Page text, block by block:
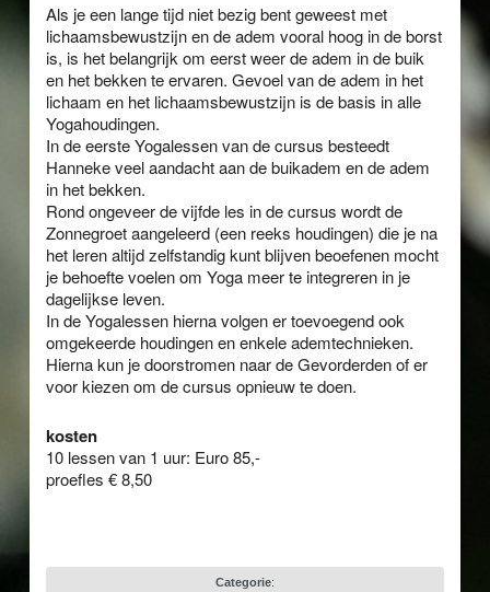
Als je een lange tijd niet bezig bent geweest met
lichaamsbewustzijn en de adem vooral hoog in de borst
is, is het belangrijk om eerst weer de adem in de buik
en het bekken te ervaren. Gevoel van de adem in het
lichaam en het lichaamsbewustzijn is de basis in alle
Yogahoudingen.
In de eerste Yogalessen van de cursus besteedt
Hanneke veel aandacht aan de buikadem en de adem
in het bekken.
Rond ongeveer de vijfde les in de cursus wordt de
Zonnegroet aangeleerd (een reeks houdingen) die je na
het leren altijd zelfstandig kunt blijven beoefenen mocht
je behoefte voelen om Yoga meer te integreren in je
dagelijkse leven.
In de Yogalessen hierna volgen er toevoegend ook
omgekeerde houdingen en enkele ademtechnieken.
Hierna kun je doorstromen naar de Gevorderden of er
voor kiezen om de cursus opnieuw te doen.
kosten
10 lessen van 1 uur: Euro 85,-
proefles € 8,50
Categorie: